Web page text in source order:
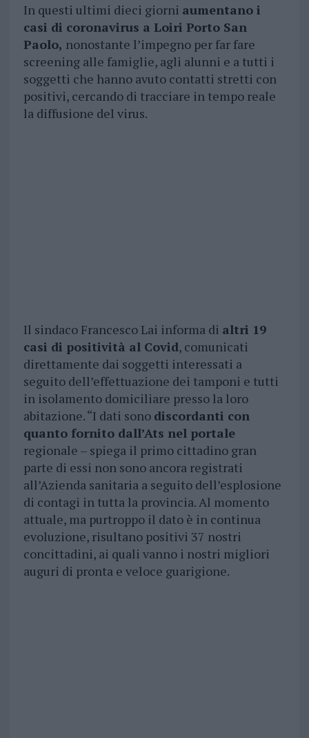
In questi ultimi dieci giorni aumentano i
casi di coronavirus a Loiri Porto San
Paolo, nonostante l’impegno per far fare
screening alle famiglie, agli alunni e a tutti i
soggetti che hanno avuto contatti stretti con
positivi, cercando di tracciare in tempo reale
la diffusione del virus.
Il sindaco Francesco Lai informa di altri 19
casi di positività al Covid, comunicati
direttamente dai soggetti interessati a
seguito dell’effettuazione dei tamponi e tutti
in isolamento domiciliare presso la loro
abitazione. “I dati sono discordanti con
quanto fornito dall’Ats nel portale
regionale – spiega il primo cittadino gran
parte di essi non sono ancora registrati
all’Azienda sanitaria a seguito dell’esplosione
di contagi in tutta la provincia. Al momento
attuale, ma purtroppo il dato è in continua
evoluzione, risultano positivi 37 nostri
concittadini, ai quali vanno i nostri migliori
auguri di pronta e veloce guarigione.